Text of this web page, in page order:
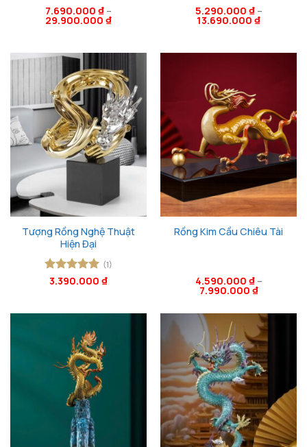
Được xếp
hạng55
7.690.000 ₫ –
29.900.000 ₫
Được xếp
hạng55
5.290.000 ₫–
13.690.000 ₫
Tượng Rồng Nghệ Thuật
Hiện Đại
Được xếp
(1)
3.390.000 ₫
Rồng Kim Cầu Chiêu Tài
4.590.000 ₫–
7.990.000 ₫